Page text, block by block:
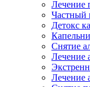
Лечение
Частный
Детокс
Снятие
Лечение
Лечение